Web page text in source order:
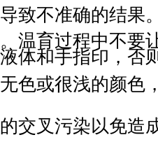
致不准确的结果
温育过程中不要
体和手指印，否
色或很浅的颜色
交叉污染以免造